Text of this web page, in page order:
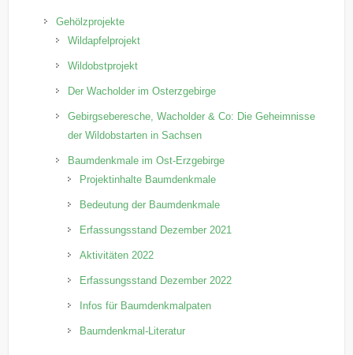
Gehölzprojekte
Wildapfelprojekt
Wildobstprojekt
Der Wacholder im Osterzgebirge
Gebirgseberesche, Wacholder & Co: Die Geheimnisse
der Wildobstarten in Sachsen
Baumdenkmale im Ost-Erzgebirge
Projektinhalte Baumdenkmale
Bedeutung der Baumdenkmale
Erfassungsstand Dezember 2021
Aktivitäten 2022
Erfassungsstand Dezember 2022
Infos für Baumdenkmalpaten
Baumdenkmal-Literatur